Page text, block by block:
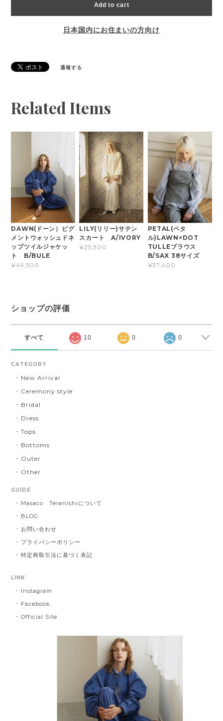
Add to cart
日本国内にお住まいの方向け
通報する
Related Items
DAWN(ドーン）ピグ
メントウォッシュドネ
ップツイルジャケッ
ト B/BULE
¥49,500
LILY(リリー)サテン
スカート A/IVORY
¥25,300
PETAL(ペタ
ル)LAWN×DOT
TULLEブラウス
B/SAX 38サイズ
¥37,400
ショップの評価
すべて 10 0 0
CATEGORY
New Arrival
Ceremony style
Bridal
Dress
Tops
Bottoms
Outer
Other
GUIDE
Masaco Teranishiについて
BLOG
お問い合わせ
プライバシーポリシー
特定商取引法に基づく表記
LINK
Instagram
Facebook
Official Site